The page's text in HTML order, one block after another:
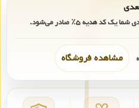
شما یک کد هدیه۵٪ صادر می‌شود.
مشاهده فروشگاه